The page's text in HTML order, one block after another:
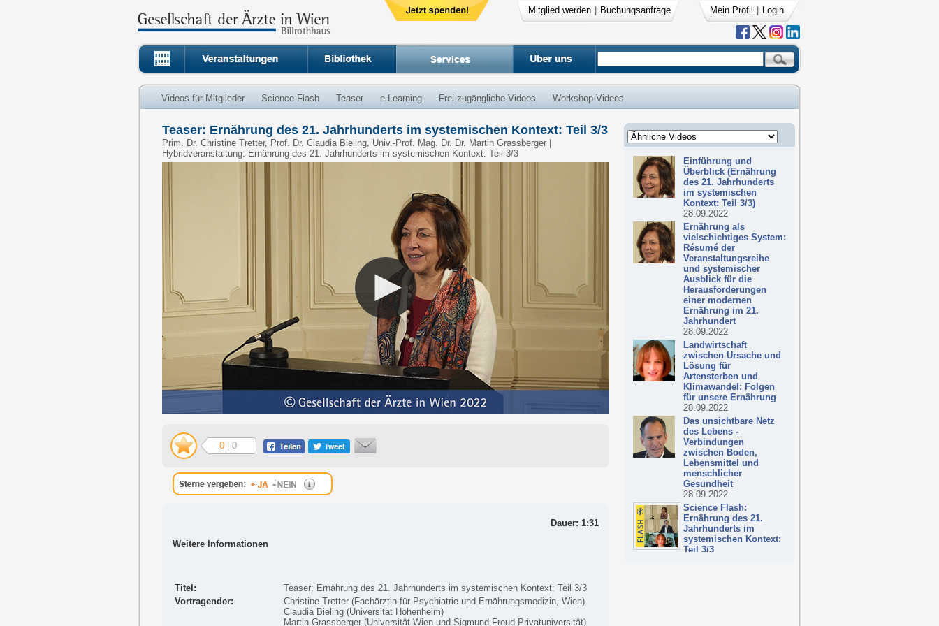
Mitglied werden Buchungsanfrage Mein Profil Login
Videos für Mitglieder Science-Flash Teaser e-Learning Frei zugängliche Videos Workshop-Videos
Einführung und
Überblick (Ernährung
des 21. Jahrhunderts
im systemischen
Kontext: Teil 3/3)
28.09.2022
Ernährung als
vielschichtiges System:
Résumé der
Veranstaltungsreihe
und systemischer
Ausblick für die
Herausforderungen
einer modernen
Ernährung im 21.
Jahrhundert
28.09.2022
Landwirtschaft
zwischen Ursache und
Lösung für
Artensterben und
Klimawandel: Folgen
für unsere Ernährung
28.09.2022
Das unsichtbare Netz
des Lebens -
Verbindungen
zwischen Boden,
Lebensmittel und
menschlicher
Gesundheit
28.09.2022
Science Flash:
Ernährung des 21.
Jahrhunderts im
systemischen Kontext:
Teil 3/3
Teaser: Ernährung des 21. Jahrhunderts im systemischen Kontext: Teil 3/3
Prim. Dr. Christine Tretter, Prof. Dr. Claudia Bieling, Univ.-Prof. Mag. Dr. Dr. Martin Grassberger |
Hybridveranstaltung: Ernährung des 21. Jahrhunderts im systemischen Kontext: Teil 3/3
0 | 0
Dauer: 1:31
Weitere Informationen
Titel:
Teaser: Ernährung des 21. Jahrhunderts im systemischen Kontext: Teil 3/3
Vortragender:
Christine Tretter (Fachärztin für Psychiatrie und Ernährungsmedizin, Wien)
Claudia Bieling (Universität Hohenheim)
Martin Grassberger (Universität Wien und Sigmund Freud Privatuniversität)